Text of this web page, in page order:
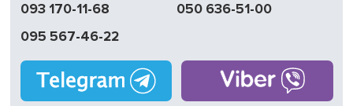
093 170-11-68
050 636-51-00
095 567-46-22